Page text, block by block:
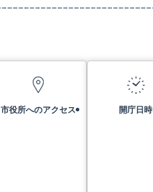
市役所へのアクセス 開庁日時